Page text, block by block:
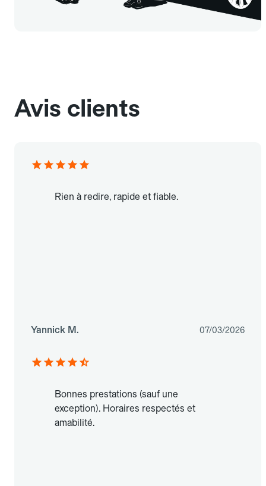
Avis clients
Rien à redire, rapide et fiable.
Yannick M. 07/03/2026
Bonnes prestations (sauf une
exception). Horaires respectés et
amabilité.